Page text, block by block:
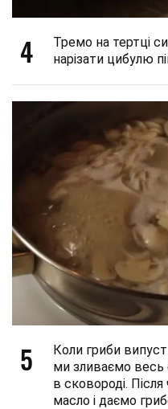
4
Тремо на тертці
нарізати цибулю
5
Коли гриби
ми зливаємо весь
в сковороді.
масло і даємо